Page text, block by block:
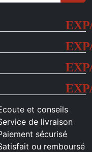
et conseils
de livraison
sécurisé
ou remboursé